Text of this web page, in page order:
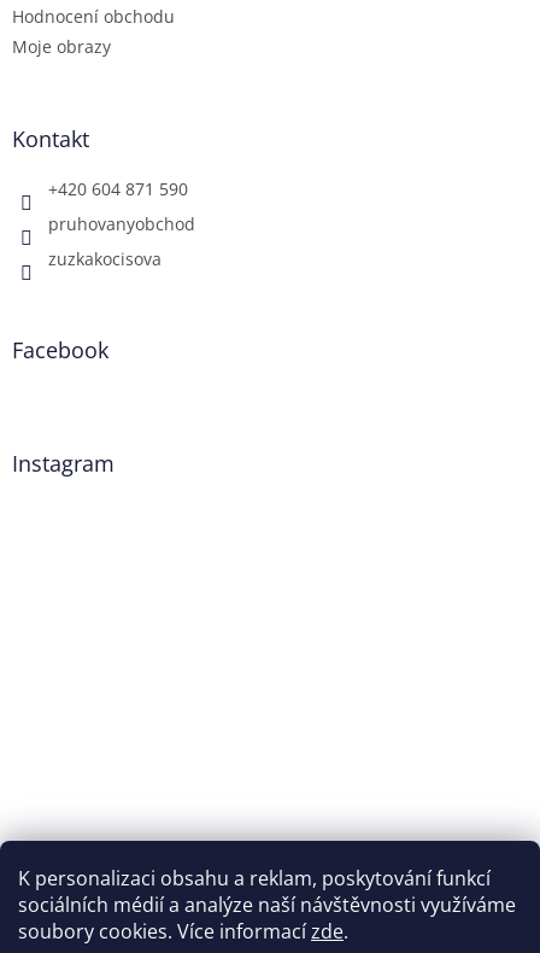
K personalizaci obsahu a reklam, poskytování funkcí
sociálních médií a analýze naší návštěvnosti využíváme
soubory cookies. Více informacízde.
Hodnocení obchodu
Moje obrazy
Kontakt
+420 604 871 590
pruhovanyobchod
zuzkakocisova
Facebook
Instagram
Sledovat na Instagramu